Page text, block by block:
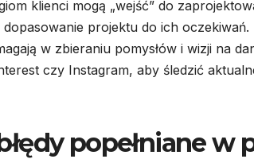
klienci mogą „wejść” do
projektu do ich
w zbieraniu pomysłów i wizji na
czy Instagram, aby śledzić
popełniane